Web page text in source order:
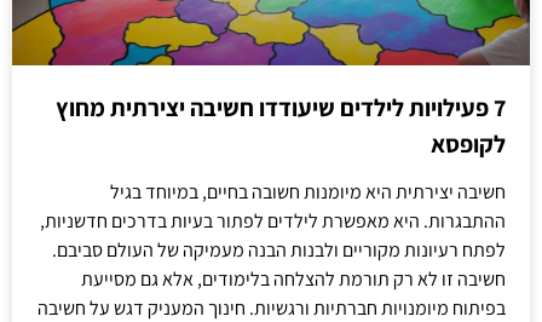
7 פעילויות לילדים שיעודדו חשיבה יצירתית מחוץ
לקופסא
חשיבה יצירתית היא מיומנות חשובה בחיים, במיוחד בגיל
ההתבגרות. היא מאפשרת לילדים לפתור בעיות בדרכים חדשניות,
לפתח רעיונות מקוריים ולבנות הבנה מעמיקה של העולם סביבם.
חשיבה זו לא רק תורמת להצלחה בלימודים, אלא גם מסייעת
בפיתוח מיומנויות חברתיות ורגשיות. חינוך המעניק דגש על חשיבה